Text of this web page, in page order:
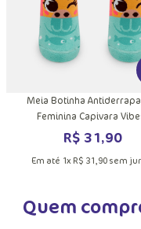
INFORMAÇÕES DO
Meia Botinha
Feminina Capivara
R$ 31,90
Em até 1x R$ 31,90sem
Quem